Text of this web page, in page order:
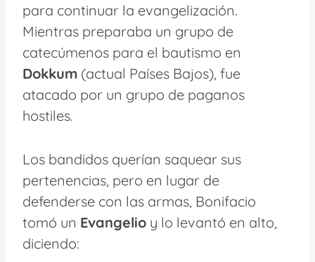
para continuar la evangelización.
Mientras preparaba un grupo de
catecúmenos para el bautismo en
Dokkum (actual Países Bajos), fue
atacado por un grupo de paganos
hostiles.
Los bandidos querían saquear sus
pertenencias, pero en lugar de
defenderse con las armas, Bonifacio
tomó un Evangelio y lo levantó en alto,
diciendo: